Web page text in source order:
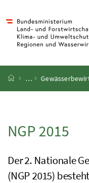
Startseite
…
NGP 2015
Der 2. Nationale
(NGP2015)